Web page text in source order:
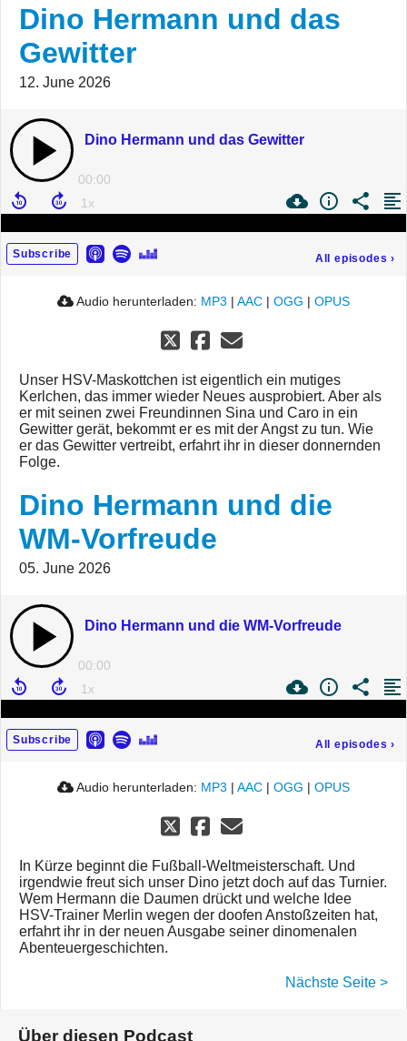
Dino Hermann und das
Gewitter
12. June 2026
Dino Hermann und das Gewitter
00:00
Subscribe All episodes ›
Audio herunterladen: MP3 | AAC | OGG | OPUS
Unser HSV-Maskottchen ist eigentlich ein mutiges
Kerlchen, das immer wieder Neues ausprobiert. Aber als
er mit seinen zwei Freundinnen Sina und Caro in ein
Gewitter gerät, bekommt er es mit der Angst zu tun. Wie
er das Gewitter vertreibt, erfahrt ihr in dieser donnernden
Folge.
Dino Hermann und die
WM-Vorfreude
05. June 2026
Dino Hermann und die WM-Vorfreude
00:00
Subscribe All episodes ›
Audio herunterladen: MP3 | AAC | OGG | OPUS
In Kürze beginnt die Fußball-Weltmeisterschaft. Und
irgendwie freut sich unser Dino jetzt doch auf das Turnier.
Wem Hermann die Daumen drückt und welche Idee
HSV-Trainer Merlin wegen der doofen Anstoßzeiten hat,
erfahrt ihr in der neuen Ausgabe seiner dinomenalen
Abenteuergeschichten.
Nächste Seite >
Über diesen Podcast